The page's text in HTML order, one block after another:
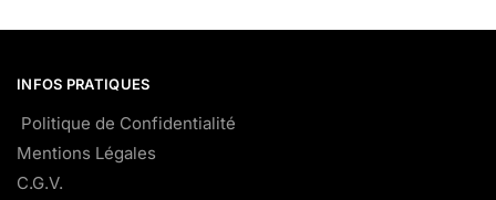
INFOS PRATIQUES
Politique de Confidentialité
Mentions Légales
C.G.V.